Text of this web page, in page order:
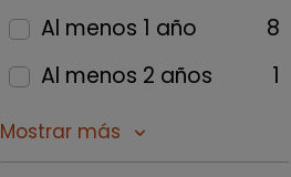
Al menos 1 año
8
Al menos 2 años
1
Mostrar más keyboard_arrow_down